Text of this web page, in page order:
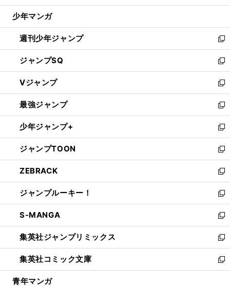
ウ
開
く
少年マンガ
週刊少年ジャンプ
新
し
い
ウ
ィ
ン
ド
ウ
で
開
く
ジャンプSQ
新
し
い
ウ
ィ
ン
ド
ウ
で
開
く
Vジャンプ
新
し
い
ウ
ィ
ン
ド
ウ
で
開
く
最強ジャンプ
新
し
い
ウ
ィ
ン
ド
ウ
で
開
く
少年ジャンプ+
新
し
い
ウ
ィ
ン
ド
ウ
で
開
く
ジャンプTOON
新
し
い
ウ
ィ
ン
ド
ウ
で
開
く
ZEBRACK
新
し
い
ウ
ィ
ン
ド
ウ
で
開
ジャンプルーキー！
新
し
い
ウ
ィ
ン
ド
ウ
S-MANGA
新
し
い
ウ
ィ
ン
集英社ジャンプリミックス
新
し
い
ウ
集英社コミック文庫
新
し
青年マンガ